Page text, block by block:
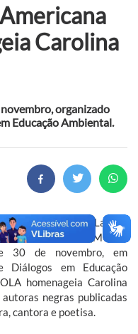
Carolina
organizado
Educação Ambiental.
Negra no Brasil Latino-
de Arte (MOLA)
30 de novembro, em
Diálogos em Educação
homenageia Carolina
negras publicadas
cantora e poetisa.